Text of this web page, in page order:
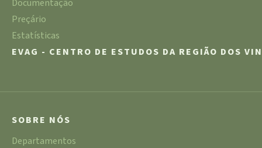
Documentação
Preçário
Estatísticas
EVAG - CENTRO DE ESTUDOS DA REGIÃO DOS
SOBRE NÓS
Departamentos